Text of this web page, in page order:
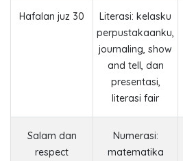
Hafalan juz 30
Literasi: kelasku
perpustakaanku,
journaling, show
and tell, dan
presentasi,
literasi fair
Salam dan
respect
Numerasi:
matematika